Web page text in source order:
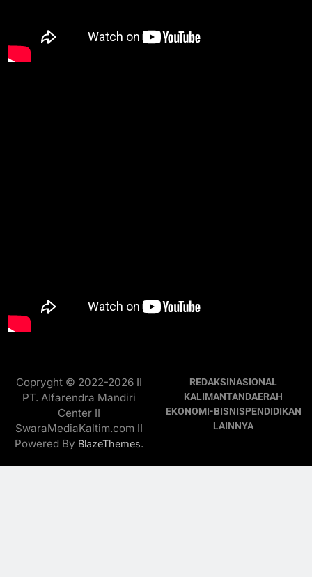
Copryght © 2022-2026 II
PT. Alfarendra Mandiri
Center II
SwaraMediaKaltim.com II
Powered By BlazeThemes.
REDAKSINASIONAL
KALIMANTANDAERAH
EKONOMI-BISNISPENDIDIKAN
LAINNYA